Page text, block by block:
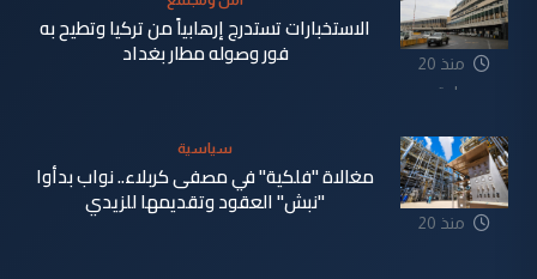
منذ 20
ساعة
الاستخبارات تستدرج إرهابياً من تركيا وتطيح به
فور وصوله مطار بغداد
منذ 20
سياسية
مغالاة "فلكية" في مصفى كربلاء.. نواب بدأوا
"نبش" العقود وتقديمها للزيدي